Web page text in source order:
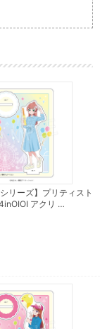
シリーズ】プリティスト
アクリ …